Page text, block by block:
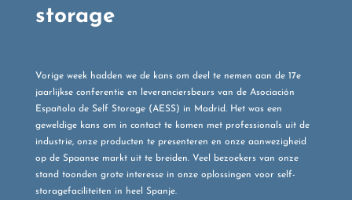
storage
Vorige week hadden we de kans om deel te nemen aan de 17e
jaarlijkse conferentie en leveranciersbeurs van de Asociación
Española de Self Storage (AESS) in Madrid. Het was een
geweldige kans om in contact te komen met professionals uit de
industrie, onze producten te presenteren en onze aanwezigheid
op de Spaanse markt uit te breiden. Veel bezoekers van onze
stand toonden grote interesse in onze oplossingen voor self-
storagefaciliteiten in heel Spanje.